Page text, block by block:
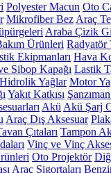
Polyester Macun Oto
Mikrofiber Bez Araç
Araba Çizik
Ürünleri Radyatör
Ekipmanları Hava
Sibop Kapağı Lastik
Hidrolik Yağlar Motor
Yakıt Katkısı
Akü Akü Şarj
Araç Dış Aksesuar
Çıtaları Tampon
Vinç ve Vinç
Oto Projektör
Araç Sigortaları